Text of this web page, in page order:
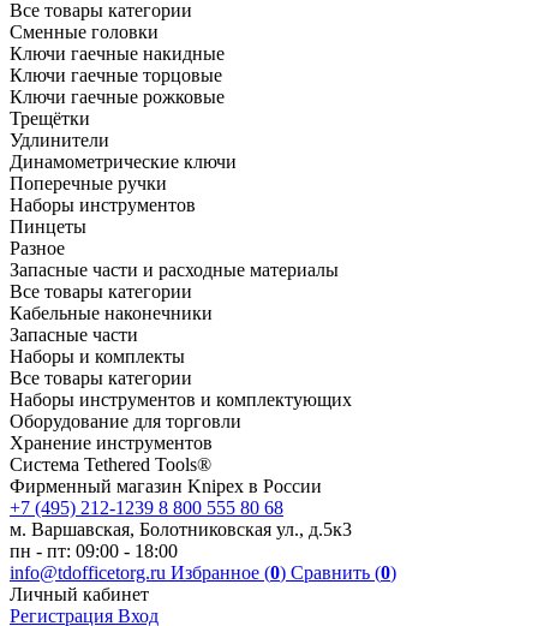
Все товары категории
Сменные головки
Ключи гаечные накидные
Ключи гаечные торцовые
Ключи гаечные рожковые
Трещётки
Удлинители
Динамометрические ключи
Поперечные ручки
Наборы инструментов
Пинцеты
Разное
Запасные части и расходные материалы
Все товары категории
Кабельные наконечники
Запасные части
Наборы и комплекты
Все товары категории
Наборы инструментов и комплектующих
Оборудование для торговли
Хранение инс­тру­мен­тов
Система Tethered Tools®
Фирменный магазин Knipex в России
+7 (495) 212-1239 8 800 555 80 68
м. Варшавская, Болотниковская ул., д.5к3
пн - пт: 09:00 - 18:00
info@tdofficetorg.ru Избранное (0) Сравнить (0)
Личный кабинет
Регистрация Вход